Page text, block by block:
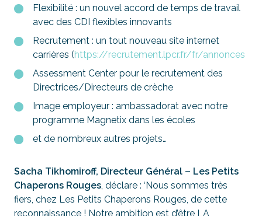
Flexibilité : un nouvel accord de temps de travail
avec des CDI flexibles innovants
Recrutement : un tout nouveau site internet
carrières (https://recrutement.lpcr.fr/fr/annonces
Assessment Center pour le recrutement des
Directrices/Directeurs de crèche
Image employeur : ambassadorat avec notre
programme Magnetix dans les écoles
et de nombreux autres projets…
Sacha Tikhomiroff, Directeur Général – Les Petits
Chaperons Rouges, déclare : ‘ Nous sommes très
fiers, chez Les Petits Chaperons Rouges, de cette
reconnaissance ! Notre ambition est d’être LA